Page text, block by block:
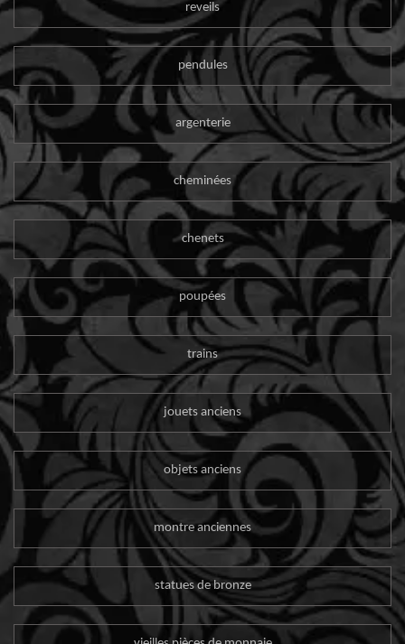
reveils
pendules
argenterie
cheminées
chenets
poupées
trains
jouets anciens
objets anciens
montre anciennes
statues de bronze